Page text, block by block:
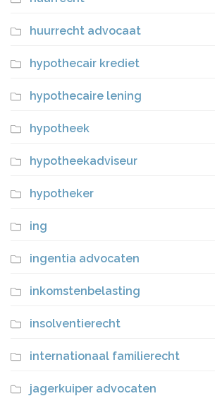
huurrecht advocaat
hypothecair krediet
hypothecaire lening
hypotheek
hypotheekadviseur
hypotheker
ing
ingentia advocaten
inkomstenbelasting
insolventierecht
internationaal familierecht
jagerkuiper advocaten